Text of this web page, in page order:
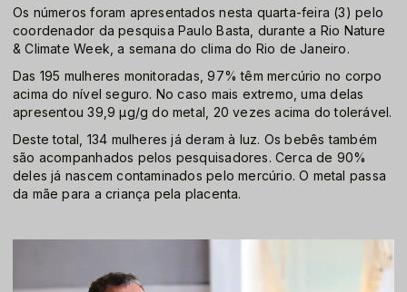
Os números foram apresentados nesta quarta-feira (3) pelo
coordenador da pesquisa Paulo Basta, durante a Rio Nature
& Climate Week, a semana do clima do Rio de Janeiro.
Das 195 mulheres monitoradas, 97% têm mercúrio no corpo
acima do nível seguro. No caso mais extremo, uma delas
apresentou 39,9 µg/g do metal, 20 vezes acima do tolerável.
Deste total, 134 mulheres já deram à luz. Os bebês também
são acompanhados pelos pesquisadores. Cerca de 90%
deles já nascem contaminados pelo mercúrio. O metal passa
da mãe para a criança pela placenta.